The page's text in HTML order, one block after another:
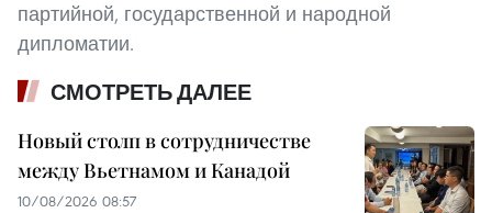
партийной, государственной и народной
дипломатии.
СМОТРЕТЬ ДАЛЕЕ
Новый столп в сотрудничестве
между Вьетнамом и Канадой
10/08/2026 08:57